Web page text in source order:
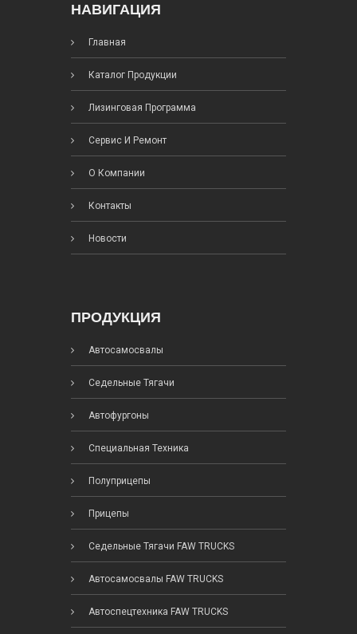
НАВИГАЦИЯ
Главная
Каталог Продукции
Лизинговая Программа
Сервис И Ремонт
О Компании
Контакты
Новости
ПРОДУКЦИЯ
Автосамосвалы
Седельные Тягачи
Автофургоны
Специальная Техника
Полуприцепы
Прицепы
Седельные Тягачи FAW TRUCKS
Автосамосвалы FAW TRUCKS
Автоспецтехника FAW TRUCKS